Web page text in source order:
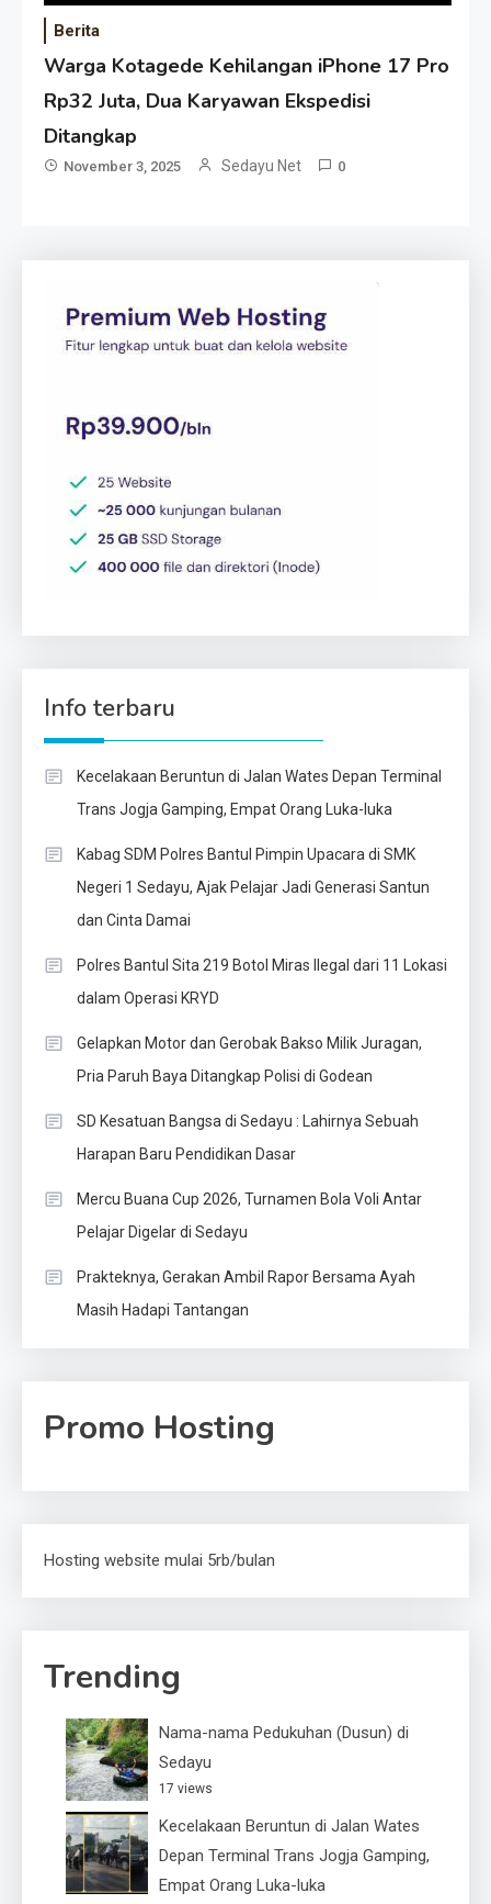
Berita
Warga Kotagede Kehilangan iPhone 17 Pro
Rp32 Juta, Dua Karyawan Ekspedisi
Ditangkap
November 3, 2025 Sedayu Net 0
Info terbaru
Kecelakaan Beruntun di Jalan Wates Depan Terminal
Trans Jogja Gamping, Empat Orang Luka-luka
Kabag SDM Polres Bantul Pimpin Upacara di SMK
Negeri 1 Sedayu, Ajak Pelajar Jadi Generasi Santun
dan Cinta Damai
Polres Bantul Sita 219 Botol Miras Ilegal dari 11 Lokasi
dalam Operasi KRYD
Gelapkan Motor dan Gerobak Bakso Milik Juragan,
Pria Paruh Baya Ditangkap Polisi di Godean
SD Kesatuan Bangsa di Sedayu : Lahirnya Sebuah
Harapan Baru Pendidikan Dasar
Mercu Buana Cup 2026, Turnamen Bola Voli Antar
Pelajar Digelar di Sedayu
Prakteknya, Gerakan Ambil Rapor Bersama Ayah
Masih Hadapi Tantangan
Promo Hosting
Hosting website mulai 5rb/bulan
Trending
Nama-nama Pedukuhan (Dusun) di
Sedayu
17 views
Kecelakaan Beruntun di Jalan Wates
Depan Terminal Trans Jogja Gamping,
Empat Orang Luka-luka